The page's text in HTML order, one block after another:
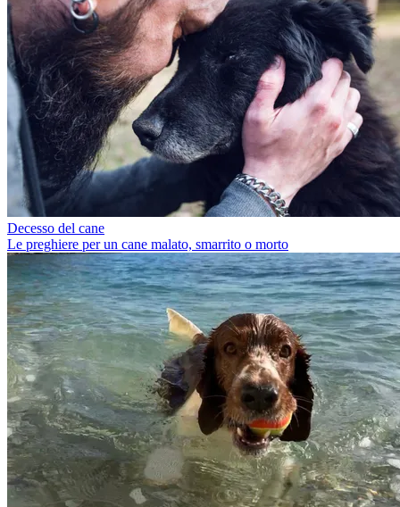
Decesso del cane
Le preghiere per un cane malato, smarrito o morto